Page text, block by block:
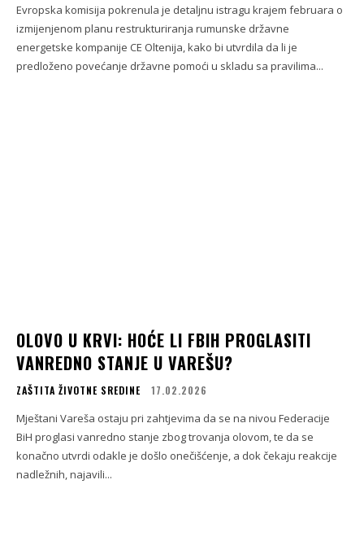
Evropska komisija pokrenula je detaljnu istragu krajem februara o
izmijenjenom planu restrukturiranja rumunske državne
energetske kompanije CE Oltenija, kako bi utvrdila da li je
predloženo povećanje državne pomoći u skladu sa pravilima...
OLOVO U KRVI: HOĆE LI FBIH PROGLASITI
VANREDNO STANJE U VAREŠU?
ZAŠTITA ŽIVOTNE SREDINE 17.02.2026
Mještani Vareša ostaju pri zahtjevima da se na nivou Federacije
BiH proglasi vanredno stanje zbog trovanja olovom, te da se
konačno utvrdi odakle je došlo onečišćenje, a dok čekaju reakcije
nadležnih, najavili...